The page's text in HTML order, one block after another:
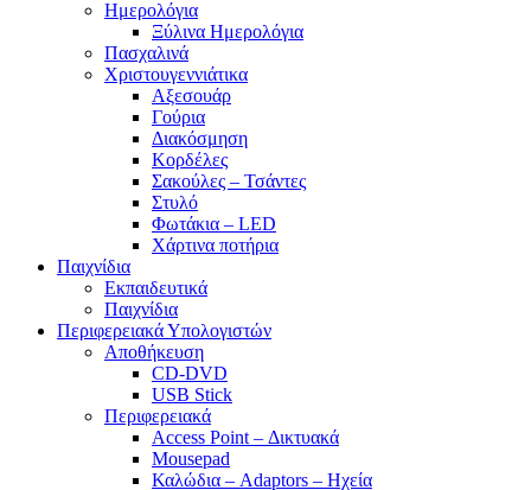
Ημερολόγια
Ξύλινα Ημερολόγια
Πασχαλινά
Χριστουγεννιάτικα
Αξεσουάρ
Γούρια
Διακόσμηση
Κορδέλες
Σακούλες – Τσάντες
Στυλό
Φωτάκια – LED
Χάρτινα ποτήρια
Παιχνίδια
Εκπαιδευτικά
Παιχνίδια
Περιφερειακά Υπολογιστών
Αποθήκευση
CD-DVD
USB Stick
Περιφερειακά
Access Point – Δικτυακά
Mousepad
Καλώδια – Adaptors – Ηχεία